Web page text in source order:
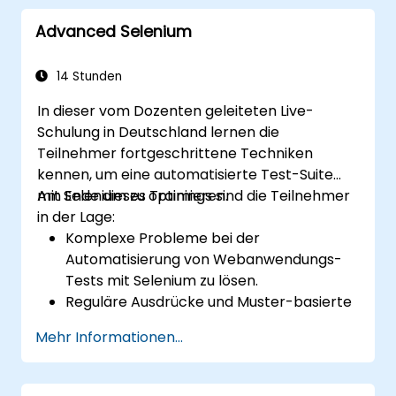
und Container in Packete zu verpacken
sowie zu verteilen und bereitzustellen.
Advanced Selenium
14 Stunden
In dieser vom Dozenten geleiteten Live-
Schulung in Deutschland lernen die
Teilnehmer fortgeschrittene Techniken
kennen, um eine automatisierte Test-Suite
mit Selenium zu optimieren.
Am Ende dieses Trainings sind die Teilnehmer
in der Lage:
Komplexe Probleme bei der
Automatisierung von Webanwendungs-
Tests mit Selenium zu lösen.
Reguläre Ausdrücke und Muster-basierte
Ausnahmen, die die Testausführung
stoppen, zu handhaben.
Webobjekte programmatisch zu
Mehr Informationen...